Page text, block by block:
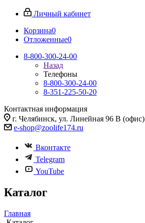
Личный кабинет
Корзина0
Отложенные0
8-800-300-24-00
Назад
Телефоны
8-800-300-24-00
8-351-225-50-20
Контактная информация
г. Челябинск, ул. Линейная 96 В (офис)
e-shop@zoolife174.ru
Вконтакте
Telegram
YouTube
Каталог
Главная